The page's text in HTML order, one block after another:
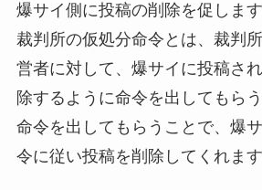
爆サイ側に投稿の削除を促します
裁判所の仮処分命令とは、裁判
営者に対して、爆サイに投稿さ
除するように命令を出してもら
命令を出してもらうことで、爆
令に従い投稿を削除してくれます